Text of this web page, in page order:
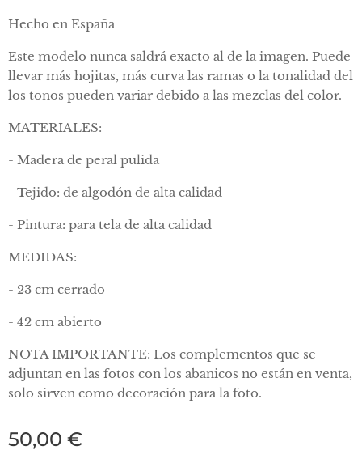
Hecho en España
Este modelo nunca saldrá exacto al de la imagen. Puede
llevar más hojitas, más curva las ramas o la tonalidad del
los tonos pueden variar debido a las mezclas del color.
MATERIALES:
- Madera de peral pulida
- Tejido: de algodón de alta calidad
- Pintura: para tela de alta calidad
MEDIDAS:
- 23 cm cerrado
- 42 cm abierto
NOTA IMPORTANTE: Los complementos que se
adjuntan en las fotos con los abanicos no están en venta,
solo sirven como decoración para la foto.
50,00 €